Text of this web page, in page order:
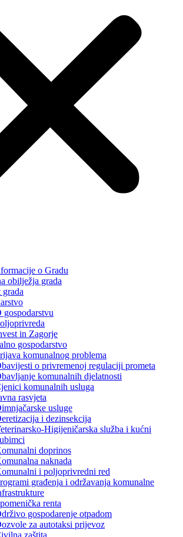
o Gradu
obilježja grada
grada
gospodarstvu
in Zagorje
gospodarstvo
komunalnog problema
o privremenoj regulaciji prometa
komunalnih djelatnosti
komunalnih usluga
rasvjeta
usluge
i dezinsekcija
Higijeničarska služba i kućni
doprinos
naknada
i poljoprivredni red
građenja i održavanja komunalne
renta
gospodarenje otpadom
za autotaksi prijevoz
zaštita